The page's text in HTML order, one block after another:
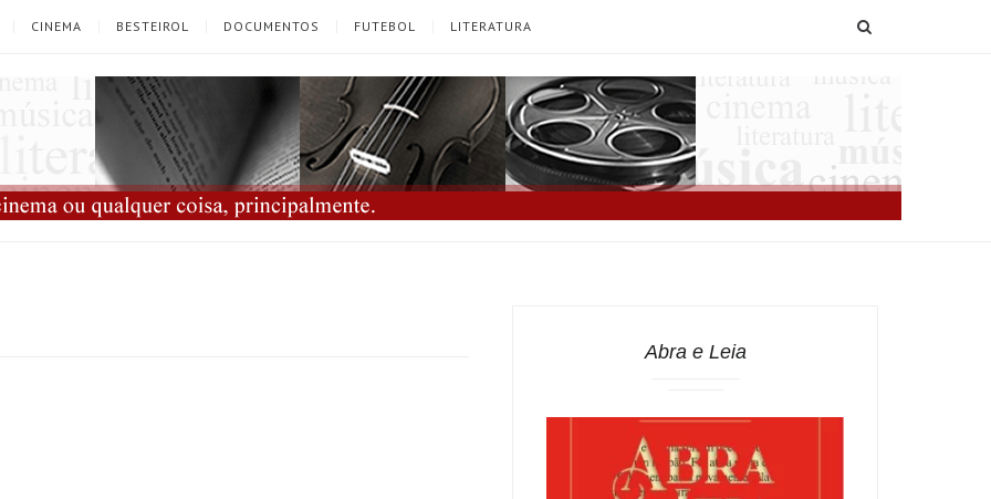
CINEMA BESTEIROL DOCUMENTOS FUTEBOL LITERATURA
Abra e Leia